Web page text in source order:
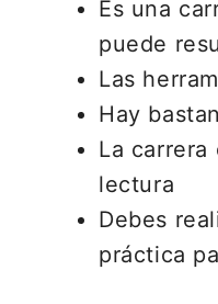
Es una
puede
Las
Hay
La carrera
lectura
Debes
práctica